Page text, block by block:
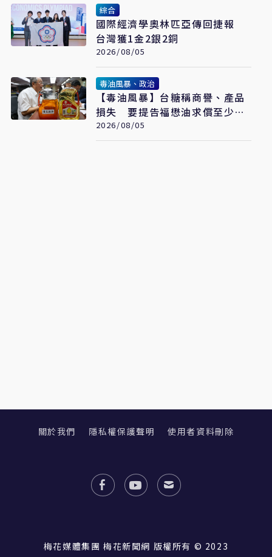
綜合
國際經濟學奧林匹亞傳回捷報
台灣獲1金2銀2銅
2026/08/05
毒油風暴、政治
【毒油風暴】台糖稱商譽、產品
損失 要提告福懋油求償至少
2.43億元
2026/08/05
關於我們 隱私權保護聲明 使用者資料刪除
梅花媒體集團 梅花新聞網 版權所有 © 2023